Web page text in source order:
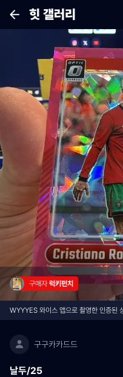
힛 갤러리
구매자 럭키펀치
WYYYES 와이스 앱으로 촬영한 인증된
구구카카드드
날두/25